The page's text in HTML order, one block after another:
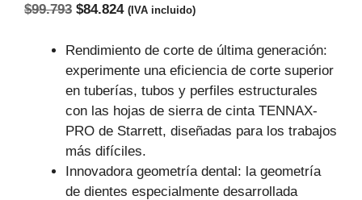
$99.793 El
original
era:
$99.793.
$84.824El
actual
es:
$84.824.
(IVA incluido)
Rendimiento de corte de última generación:
experimente una eficiencia de corte superior
en tuberías, tubos y perfiles estructurales
con las hojas de sierra de cinta TENNAX-
PRO de Starrett, diseñadas para los trabajos
más difíciles.
Innovadora geometría dental: la geometría
de dientes especialmente desarrollada